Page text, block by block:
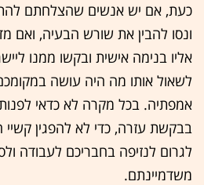
כעת, אם יש אנשים שהצלחתם
ונסו להבין את שורש הבעיה, ואם
אליו בנימה אישית ובקשו ממנו
לשאול אותו מה היה עושה
אמפתיה. בכל מקרה לא כדאי לפנות
בבקשת עזרה, כדי לא להפגין קשיי
לגרום לנזיפה בחבריכם לעבודה
משדמיינתם.